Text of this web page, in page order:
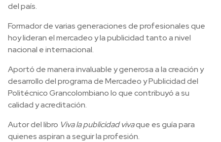
del país.
Formador de varias generaciones de profesionales que
hoy lideran el mercadeo y la publicidad tanto a nivel
nacional e internacional.
Aportó de manera invaluable y generosa a la creación y
desarrollo del programa de Mercadeo y Publicidad del
Politécnico Grancolombiano lo que contribuyó a su
calidad y acreditación.
Autor del libro Viva la publicidad vivaque es guía para
quienes aspiran a seguir la profesión.